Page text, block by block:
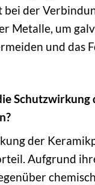
bei der
Metalle, um
und das
Schutzwirkung
der
Aufgrund